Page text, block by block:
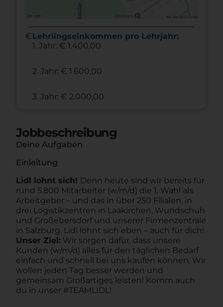
euroLehrlingseinkommen pro Lehrjahr:
1. Jahr: € 1.400,00
2. Jahr: € 1.600,00
3. Jahr: € 2.000,00
Jobbeschreibung
Deine Aufgaben
Einleitung
Lidl lohnt sich! Denn heute sind wir bereits für
rund 5.800 Mitarbeiter (w/m/d) die 1. Wahl als
Arbeitgeber – und das in über 250 Filialen, in
drei Logistikzentren in Laakirchen, Wundschuh
und Großebersdorf und unserer Firmenzentrale
in Salzburg. Lidl lohnt sich eben – auch für dich!
Unser Ziel: Wir sorgen dafür, dass unsere
Kunden (w/m/d) alles für den täglichen Bedarf
einfach und schnell bei uns kaufen können. Wir
wollen jeden Tag besser werden und
gemeinsam Großartiges leisten! Komm auch
du in unser #TEAMLIDL!